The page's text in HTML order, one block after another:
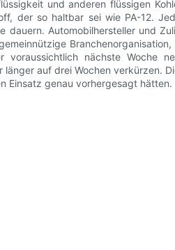
und anderen flüssigen
der so haltbar sei wie PA-12.
Automobilhersteller und
nächste Woche
auf drei Wochen verkürzen.
Einsatz genau vorhergesagt hätten.